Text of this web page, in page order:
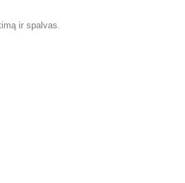
ir spalvas.